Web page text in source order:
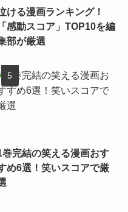
ける漫画ランキング！
「感動スコア」TOP10を編
部が厳選
巻完結の笑える漫画おす
め6選！笑いスコアで厳